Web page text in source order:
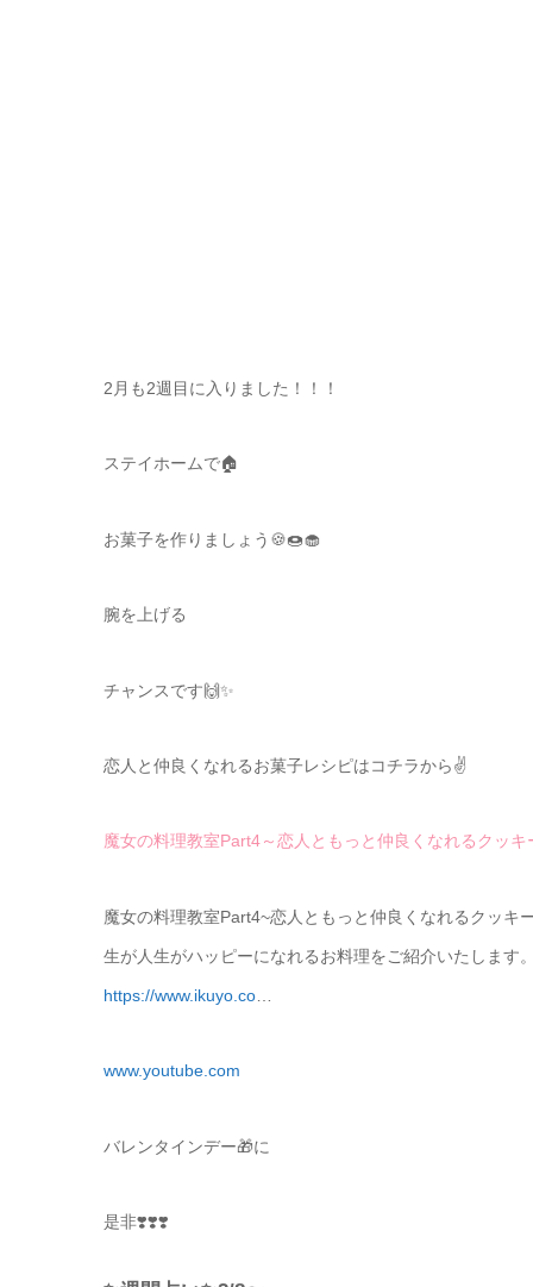
2月も2週目に入りました！！！
ステイホームで🏠
お菓子を作りましょう🍪🍩🧁
腕を上げる
チャンスです🙌✨
恋人と仲良くなれるお菓子レシピはコチラから✌️
魔女の料理教室Part4～恋人ともっと仲良くなれるクッキ
魔女の料理教室Part4~恋人ともっと仲良くなれるクッキ
生が人生がハッピーになれるお料理をご紹介いたしま
https://www.ikuyo.co
www.youtube.com
バレンタインデー🎁に
是非❣️❣️❣️